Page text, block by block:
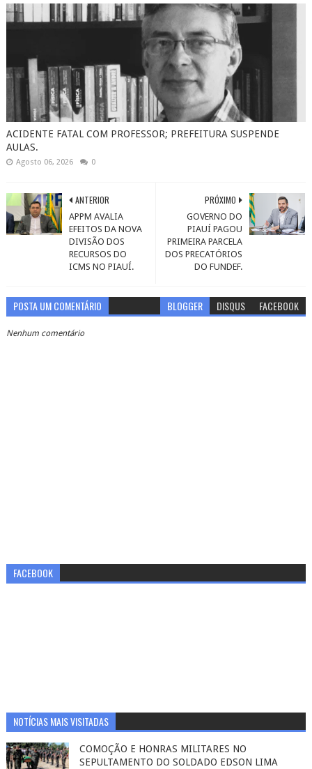
ACIDENTE FATAL COM PROFESSOR; PREFEITURA SUSPENDE
AULAS.
Agosto 06, 2026 0
PRÓXIMO
GOVERNO DO
PIAUÍ PAGOU
PRIMEIRA PARCELA
DOS PRECATÓRIOS
DO FUNDEF.
ANTERIOR
APPM AVALIA
EFEITOS DA NOVA
DIVISÃO DOS
RECURSOS DO
ICMS NO PIAUÍ.
POSTA UM COMENTÁRIO BLOGGER DISQUS FACEBOOK
Nenhum comentário
FACEBOOK
NOTÍCIAS MAIS VISITADAS
COMOÇÃO E HONRAS MILITARES NO
SEPULTAMENTO DO SOLDADO EDSON LIMA